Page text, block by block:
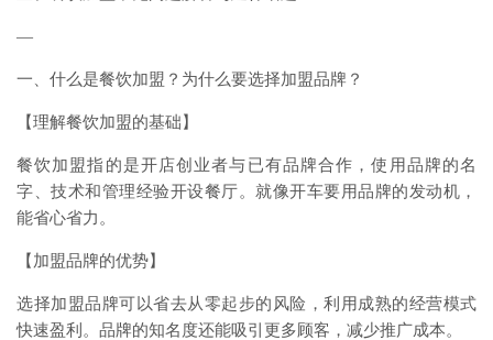
—
一、什么是餐饮加盟？为什么要选择加盟品牌？
【理解餐饮加盟的基础】
餐饮加盟指的是开店创业者与已有品牌合作，使用品牌的名
字、技术和管理经验开设餐厅。就像开车要用品牌的发动机，
能省心省力。
【加盟品牌的优势】
选择加盟品牌可以省去从零起步的风险，利用成熟的经营模式
快速盈利。品牌的知名度还能吸引更多顾客，减少推广成本。